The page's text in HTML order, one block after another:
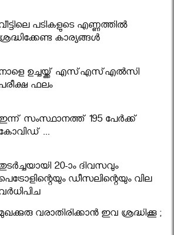
പടികളുടെ എണ്ണത്തിൽ
കാര്യങ്ങൾ
ഉച്ചയ്ക്ക് എസ്എസ്എല്‍സി
ഫലം
സംസ്ഥാനത്ത് 195 പേര്‍ക്ക്
...
20-ാം ദിവസവും
ഡീസലിന്റെയും വില
വരാതിരിക്കാന്‍ ഇവ ശ്രദ്ധിക്കൂ ;